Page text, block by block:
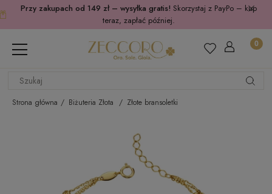
Przy zakupach od 149 zł – wysyłka gratis! Skorzystaj z PayPo – kup
teraz, zapłać później.
Strona główna Biżuteria Złota Złote bransoletki